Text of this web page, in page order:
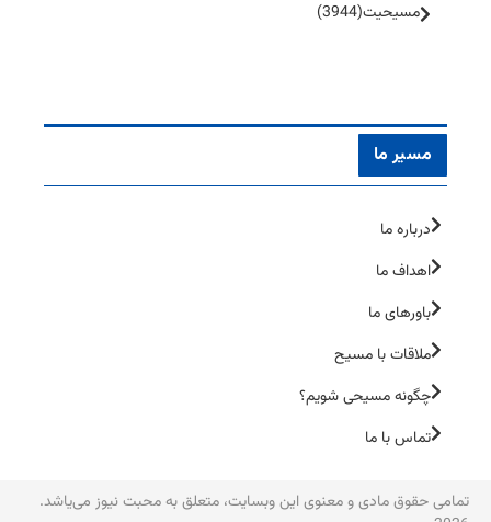
مسیحیت(3944)
مسیر ما
درباره ما
اهداف ما
باورهای ما
ملاقات با مسیح
چگونه مسیحی شویم؟
تماس با ما
تمامی حقوق مادی و معنوی این وبسایت، متعلق به محبت نیوز می‌یاشد.